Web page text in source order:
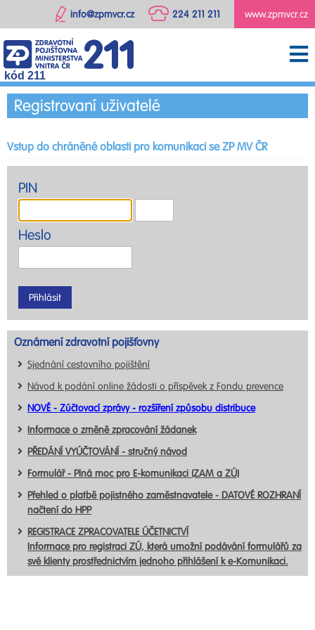
www.zpmvcr.cz
224 211 211
info@zpmvcr.cz
kód 211
Registrovaní uživatelé
Vstup do chráněné oblasti pro komunikaci se ZP MV ČR
PIN
Heslo
Oznámení zdravotní pojišťovny
Sjednání cestovního pojištění
Návod k podání online žádosti o příspěvek z Fondu prevence
NOVÉ - Zúčtovací zprávy - rozšíření způsobu distribuce
Informace o změně zpracování žádanek
PŘEDÁNÍ VYÚČTOVÁNÍ - stručný návod
Formulář - Plná moc pro E-komunikaci (ZAM a ZÚ)
Přehled o platbě pojistného zaměstnavatele - DATOVÉ ROZHRANÍ
načtení do HPP
REGISTRACE ZPRACOVATELE ÚČETNICTVÍ
Informace pro registraci ZÚ, která umožní podávání formulářů za
své klienty prostřednictvím jednoho přihlášení k e-Komunikaci.